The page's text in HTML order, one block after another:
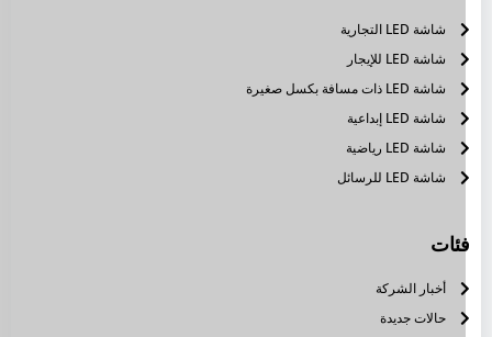
شاشة LED التجارية
شاشة LED للإيجار
شاشة LED ذات مسافة بكسل صغيرة
شاشة LED إبداعية
شاشة LED رياضية
شاشة LED للرسائل
أخبار الشركة
حالات جديدة